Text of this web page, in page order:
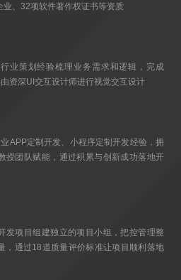
业、32项软件著作权证书等资质
业策划经验梳理业务需求和逻辑，完成
资深UI交互设计师进行视觉交互设计
APP定制开发、小程序定制开发经验，拥
授团队赋能，通过积累与创新成功落地开
发项目组建独立的项目小组，把控管理整
，通过18道质量评价标准让项目顺利落地